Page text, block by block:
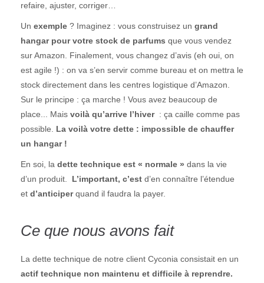
refaire, ajuster, corriger…
Un exemple ? Imaginez : vous construisez un grand
hangar pour votre stock de parfums que vous vendez
sur Amazon. Finalement, vous changez d’avis (eh oui, on
est agile !) : on va s’en servir comme bureau et on mettra le
stock directement dans les centres logistique d’Amazon.
Sur le principe : ça marche ! Vous avez beaucoup de
place... Mais voilà qu’arrive l’hiver: ça caille comme pas
possible. La voilà votre dette : impossible de chauffer
un hangar !
En soi, la dette technique est « normale » dans la vie
d’un produit. L’important, c’est d’en connaître l’étendue
et d’anticiperquand il faudra la payer.
Ce que nous avons fait
La dette technique de notre client Cyconia consistait en un
actif technique non maintenu et difficile à reprendre.